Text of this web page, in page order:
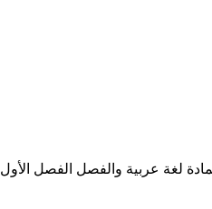
لغة عربية والفصل الفصل الأول